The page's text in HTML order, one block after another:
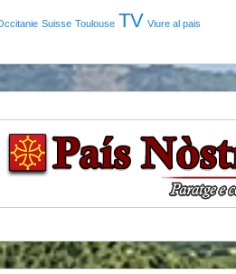
Suisse Toulouse TV Viure al pais